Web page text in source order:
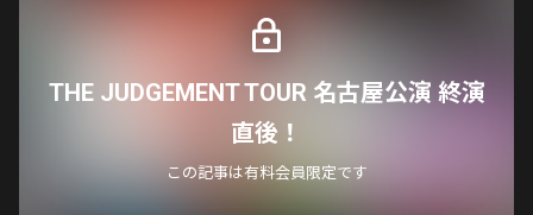
THE JUDGEMENT TOUR 名古屋公演 終演
直後！
この記事は有料会員限定です